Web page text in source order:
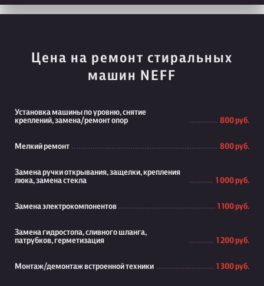
Цена на ремонт стиральных
машин NEFF
Установка машины по уровню, снятие
креплений, замена/ремонт опор
800 руб.
Мелкий ремонт 800 руб.
Замена ручки открывания, защелки, крепления
люка, замена стекла
1 000 руб.
Замена электрокомпонентов 1 100 руб.
Замена гидростопа, сливного шланга,
патрубков, герметизация
1 200 руб.
Монтаж/демонтаж встроенной техники 1 300 руб.